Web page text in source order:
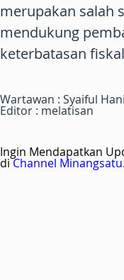
merupakan salah
mendukung
keterbatasan
Wartawan : Syaiful
Editor : melatisan
Ingin Mendapatkan
diChannel